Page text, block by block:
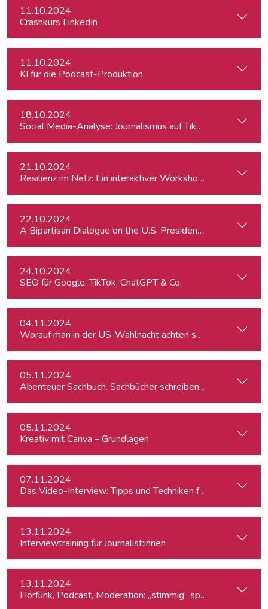
11.10.2024
Crashkurs LinkedIn
11.10.2024
KI für die Podcast-Produktion
18.10.2024
Social Media-Analyse: Journalismus auf TikTok
21.10.2024
Resilienz im Netz: Ein interaktiver Workshop im Umgang
22.10.2024
A Bipartisan Dialogue on the U.S. Presidential Elections:
24.10.2024
SEO für Google, TikTok, ChatGPT & Co.
04.11.2024
Worauf man in der US-Wahlnacht achten sollte
05.11.2024
Abenteuer Sachbuch. Sachbücher schreiben für
05.11.2024
Kreativ mit Canva – Grundlagen
07.11.2024
Das Video-Interview: Tipps und Techniken für TV und Web
13.11.2024
Interviewtraining für Journalist:innen
13.11.2024
Hörfunk, Podcast, Moderation: „stimmig“ sprechen